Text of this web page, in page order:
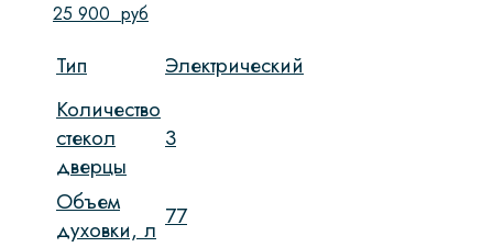
25 900 руб
Тип
Электрический
Количество
стекол
дверцы
3
Объем
духовки, л 77